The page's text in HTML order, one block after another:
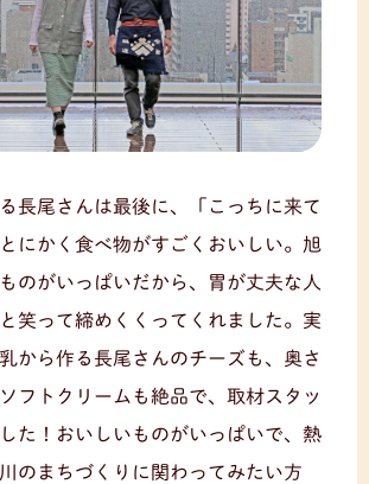
長尾さんは最後に、「こっちに来て
にかく食べ物がすごくおいしい。旭
のがいっぱいだから、胃が丈夫な人
笑って締めくくってくれました。実
から作る長尾さんのチーズも、奥さ
フトクリームも絶品で、取材スタッ
た！おいしいものがいっぱいで、熱
のまちづくりに関わってみたい方